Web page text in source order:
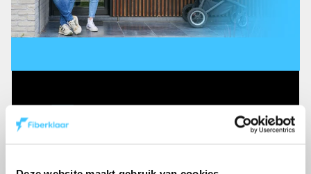
Ons netwerk bestaat volledig uit
zaak — en is storingvrij en